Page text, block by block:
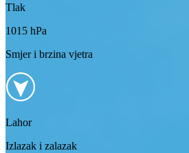
Tlak
1015 hPa
Smjer i brzina vjetra
Lahor
Izlazak i zalazak